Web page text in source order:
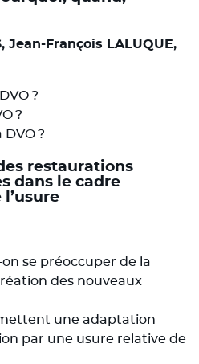
Jean-François LALUQUE,
?
?
?
restaurations
dans le cadre
se préoccuper de la
des nouveaux
une adaptation
par une usure relative de